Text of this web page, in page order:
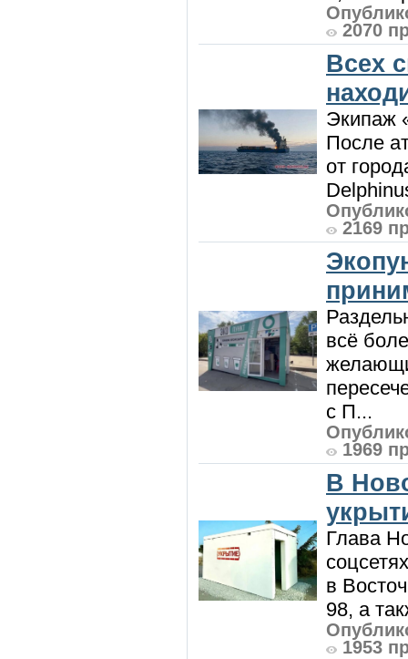
2070
Всех
Экипаж
После
от
2169
всё
с П...
1969
В
Глава
в
98, а
1953